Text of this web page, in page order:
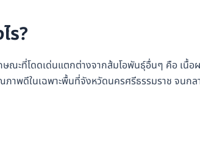
ร?
ณะที่โดดเด่นแตกต่างจากส้มโอพันธุ์อื่นๆ คือ เนื้อ
าพดีในเฉพาะพื้นที่จังหวัดนครศรีธรรมราช จนกล